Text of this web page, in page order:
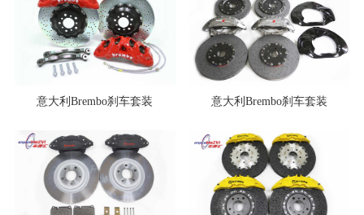
意大利Brembo刹车套装 意大利Brembo刹车套装